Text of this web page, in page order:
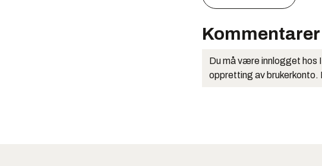
Kommentarer
Du må være innlogget hos
oppretting av brukerkonto.